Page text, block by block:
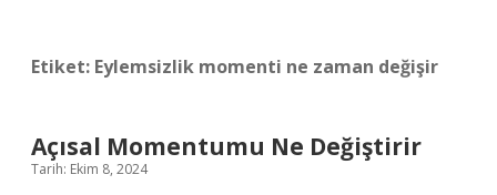
Etiket: Eylemsizlik momenti ne zaman değişir
Açısal Momentumu Ne Değiştirir
Tarih: Ekim 8, 2024